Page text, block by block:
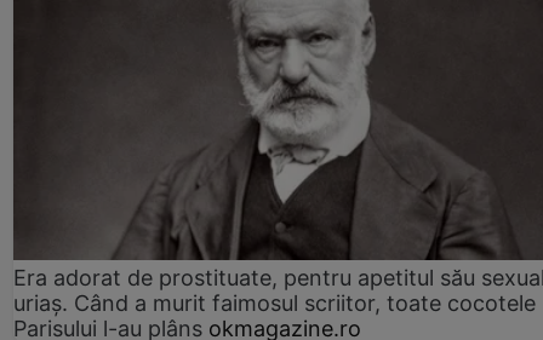
Era adorat de prostituate, pentru apetitul său
uriaș. Când a murit faimosul scriitor, toate cocotele
Parisului l-au plâns okmagazine.ro